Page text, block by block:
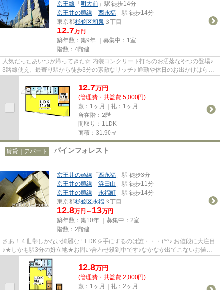
京王線 「明大前 」駅 徒歩14分
京王井の頭線 「西永福 」駅 徒歩14分
東京都杉並区和泉 ３丁目
12.7万円
築年数：築9年 ｜募集中： 1室
階数：4階建
人気だったあいつが帰ってきた☆ 内装コンクリート打ちのお洒落なやつの登場♪
3路線使え、最寄り駅から徒歩3分の素敵なリッチ♪ 通勤や休日のお出かけはらっ
くらく～☆ 水周りがまとまっ...
12.7万円
(管理費・共益費 5,000円)
敷：1ヶ月｜礼：1ヶ月
所在階：2階
間取り：1LDK
面積：31.90㎡
賃貸｜アパート パインフォレスト
京王井の頭線 「西永福 」駅 徒歩3分
京王井の頭線 「浜田山 」駅 徒歩11分
京王井の頭線 「永福町 」駅 徒歩14分
東京都杉並区永福 ３丁目
12.8万円～ 13万円
築年数：築10年 ｜募集中： 2室
階数：2階建
さあ！４世帯しかない綺麗な１LDKを手にするのは誰・・・(^^♪ お値段に大注目
♪★しかも駅3分の好立地★お問い合わせ殺到中です♪なかなか出てこないお値打
ちなお部屋だと思います( *´艸｀...
12.8万円
(管理費・共益費 2,000円)
敷：1ヶ月｜礼：2ヶ月